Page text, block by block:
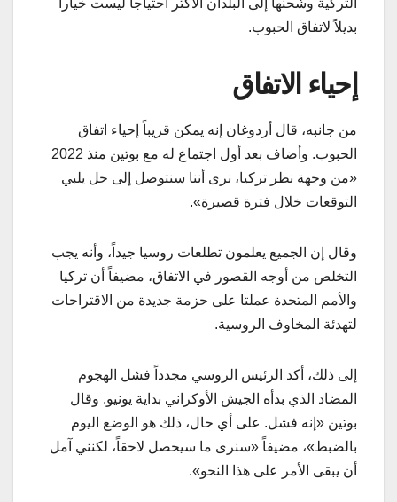
التركية وشحنها إلى البلدان الأكثر احتياجاً ليست خياراً
بديلاً لاتفاق الحبوب.
إحياء الاتفاق
من جانبه، قال أردوغان إنه يمكن قريباً إحياء اتفاق
الحبوب. وأضاف بعد أول اجتماع له مع بوتين منذ 2022
«من وجهة نظر تركيا، نرى أننا سنتوصل إلى حل يلبي
التوقعات خلال فترة قصيرة».
وقال إن الجميع يعلمون تطلعات روسيا جيداً، وأنه يجب
التخلص من أوجه القصور في الاتفاق، مضيفاً أن تركيا
والأمم المتحدة عملتا على حزمة جديدة من الاقتراحات
لتهدئة المخاوف الروسية.
إلى ذلك، أكد الرئيس الروسي مجدداً فشل الهجوم
المضاد الذي بدأه الجيش الأوكراني بداية يونيو. وقال
بوتين «إنه فشل. على أي حال، ذلك هو الوضع اليوم
بالضبط»، مضيفاً «سنرى ما سيحصل لاحقاً، لكنني آمل
أن يبقى الأمر على هذا النحو».